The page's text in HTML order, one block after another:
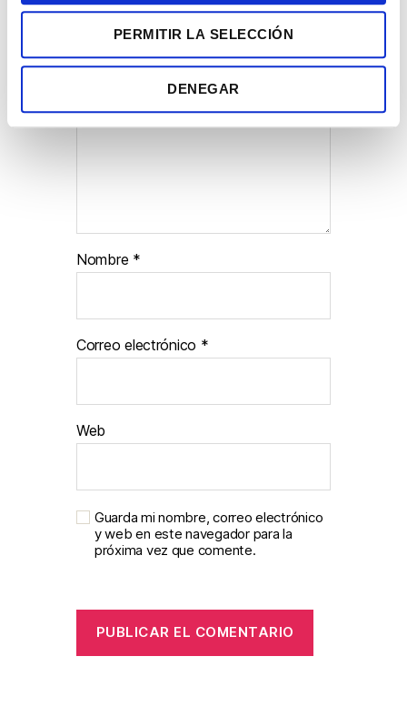
e
PERMITIR LA SELECCIÓN
DENEGAR
Los campos obligatorios están
marcados con*
Nombre *
Correo electrónico *
Web
Guarda mi nombre, correo electrónico
y web en este navegador para la
próxima vez que comente.